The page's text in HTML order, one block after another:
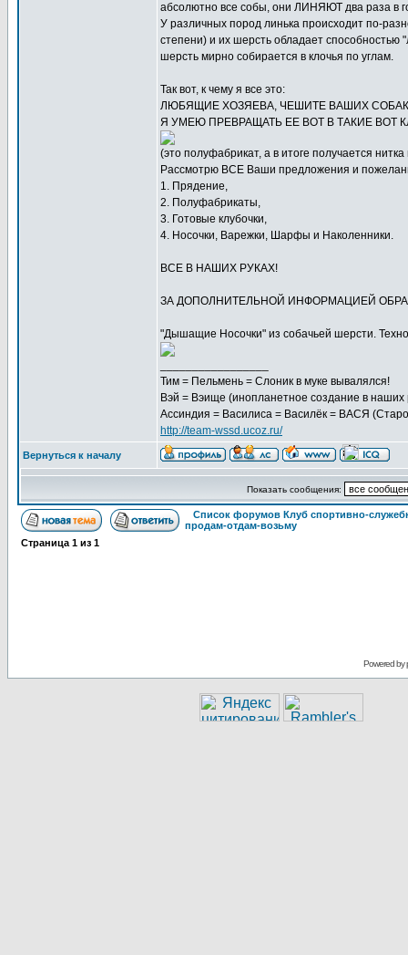
абсолютно все собы, они ЛИНЯЮТ два раза в
У различных пород линька происходит по-
степени) и их шерсть обладает
шерсть мирно собирается в клочья по углам.
Так вот, к чему я все это:
ЛЮБЯЩИЕ ХОЗЯЕВА, ЧЕШИТЕ ВАШИХ
Я УМЕЮ ПРЕВРАЩАТЬ ЕЕ ВОТ В ТАКИЕ ВОТ
(это полуфабрикат, а в итоге получается
Рассмотрю ВСЕ Ваши предложения и
1. Прядение,
2. Полуфабрикаты,
3. Готовые клубочки,
4. Носочки, Варежки, Шарфы и Наколенники.
ВСЕ В НАШИХ РУКАХ!
ЗА ДОПОЛНИТЕЛЬНОЙ ИНФОРМАЦИЕЙ
"Дышащие Носочки" из собачьей шерсти.
Тим = Пельмень = Слоник в муке вывалялся!
Вэй = Вэище (инопланетное создание в наших
Ассиндия = Василиса = Василёк = ВАСЯ
http://team-wssd.ucoz.ru/
Вернуться к началу
Показать сообщения:
Список форумов Клуб спортивно-
продам-отдам-возьму
Страница 1 из 1
Powered by